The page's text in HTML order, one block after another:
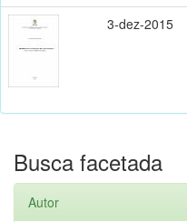
3-dez-2015
Busca facetada
Autor